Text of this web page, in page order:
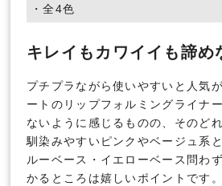
・全4色
キレイもカワイイも諦め
プチプラながら使いやすいと人気
ートのリップフォルミングライナ
ないように感じるものの、そのど
馴染みやすいピンクやベージュ系
ルーベース・イエローベース問わ
かるところは嬉しいポイントです。